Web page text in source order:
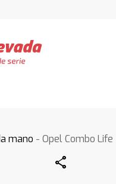
mano - Opel Combo Life
Share